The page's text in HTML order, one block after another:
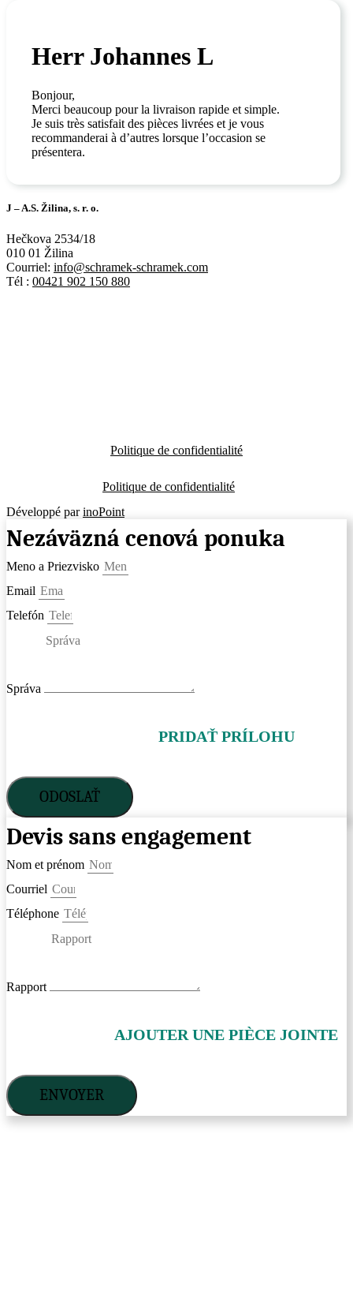
Herr Johannes L
Bonjour,
Merci beaucoup pour la livraison rapide et simple.
Je suis très satisfait des pièces livrées et je vous
recommanderai à d’autres lorsque l’occasion se
présentera.
J – A.S. Žilina, s. r. o.
Hečkova 2534/18
010 01 Žilina
Courriel: info@schramek-schramek.com
Tél : 00421 902 150 880
Politique de confidentialité
Politique de confidentialité
Développé parinoPoint
Nezáväzná cenová ponuka
Meno a Priezvisko
Email
Telefón
Správa
PRIDAŤ PRÍLOHU
ODOSLAŤ
Devis sans engagement
Nom et prénom
Courriel
Téléphone
Rapport
AJOUTER UNE PIÈCE JOINTE
ENVOYER